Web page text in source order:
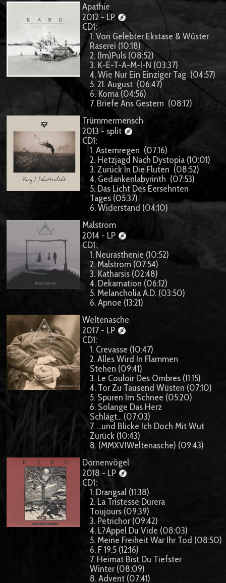
Apathie
2012 - LP
CD1:
1. Von Gelebter Ekstase & Wüster
Raserei (10:18)
2. (Im)Puls (08:52)
3. K-E-T-A-M-I-N (03:37)
4. Wie Nur Ein Einziger Tag (04:57)
5. 21. August (06:47)
6. Koma (04:56)
7. Briefe Ans Gestern (08:12)
Trümmermensch
2013 - split
CD1:
1. Asternregen (07:16)
2. Hetzjagd Nach Dystopia (10:01)
3. Zurück In Die Fluten (08:52)
4. Gedankenlabyrinth (07:53)
5. Das Licht Des Eersehnten
Tages (05:37)
6. Widerstand (04:10)
Malstrom
2014 - LP
CD1:
1. Neurasthenie (10:52)
2. Malstrom (07:54)
3. Katharsis (02:48)
4. Dekarnation (06:12)
5. Melancholia A.D. (03:50)
6. Apnoe (13:21)
Weltenasche
2017 - LP
CD1:
1. Crevasse (10:47)
2. Alles Wird In Flammen
Stehen (09:41)
3. Le Couloir Des Ombres (11:15)
4. Tor Zu Tausend Wüsten (07:10)
5. Spuren Im Schnee (05:20)
6. Solange Das Herz
Schlägt... (07:03)
7. ...und Blicke Ich Doch Mit Wut
Zurück (10:43)
8. (MMXVIWeltenasche) (09:43)
Dornenvögel
2018 - LP
CD1:
1. Drangsal (11:38)
2. La Tristesse Durera
Toujours (09:39)
3. Petrichor (09:42)
4. L?Appel Du Vide (08:03)
5. Meine Freiheit War Ihr Tod (08:50)
6. F 19.5 (12:16)
7. Heimat Bist Du Tiefster
Winter (08:09)
8. Advent (07:41)